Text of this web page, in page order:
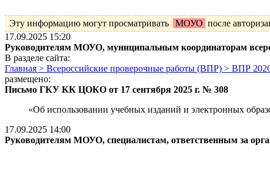
Эту информацию могут просматривать МОУО после
17.09.2025 15:20
Руководителям МОУО, муниципальным координаторам
В разделе сайта:
Главная > Всероссийские проверочные работы (ВПР) > ВПР
размещено:
Письмо ГКУ КК ЦОКО от 17 сентября 2025 г. № 308
«Об использовании учебных изданий и электронных
17.09.2025 14:00
Руководителям МОУО, специалистам, ответственным за